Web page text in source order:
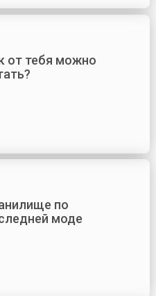
от тебя можно
по
моде